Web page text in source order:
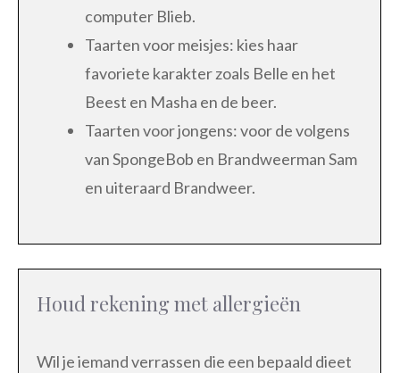
computer Blieb.
Taarten voor meisjes: kies haar
favoriete karakter zoals Belle en het
Beest en Masha en de beer.
Taarten voor jongens: voor de volgens
van SpongeBob en Brandweerman Sam
en uiteraard Brandweer.
Houd rekening met allergieën
Wil je iemand verrassen die een bepaald dieet